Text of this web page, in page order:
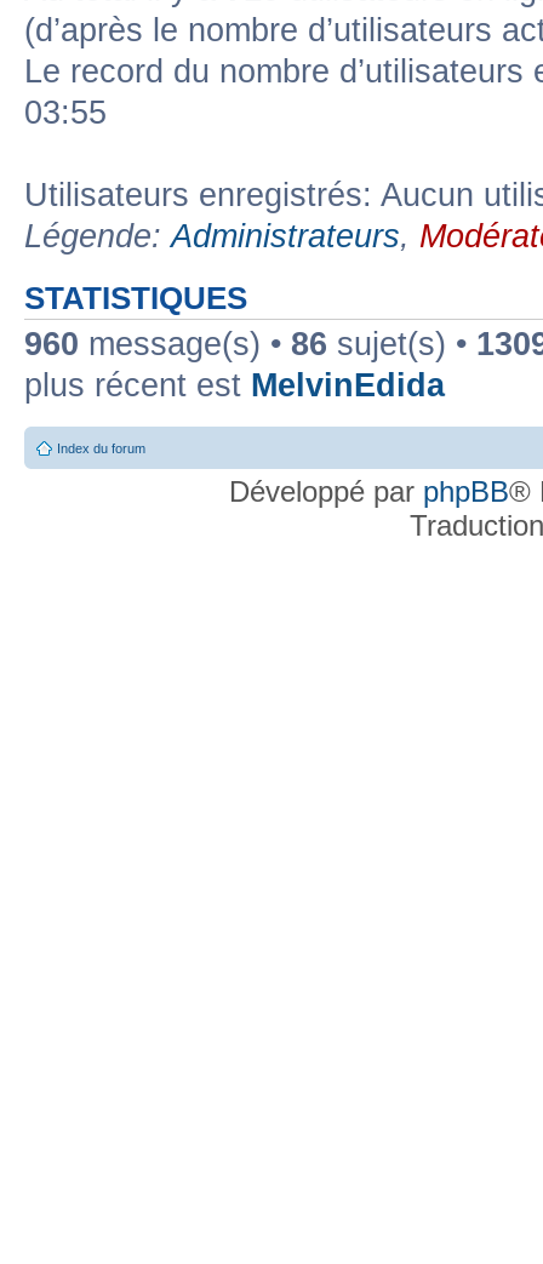
(d’après le nombre d’utilisateurs
Le record du nombre
03:55
Utilisateurs enregistrés: Aucun
Légende:Administrateurs,
STATISTIQUES
960 message(s) • 86 sujet(s) •
plus récent est MelvinEdida
Index du forum
Développé par phpBB®